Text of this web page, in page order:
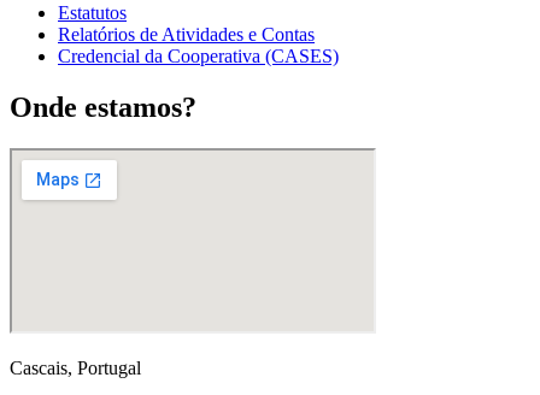
Estatutos
Relatórios de Atividades e Contas
Credencial da Cooperativa (CASES)
Onde estamos?
Cascais, Portugal